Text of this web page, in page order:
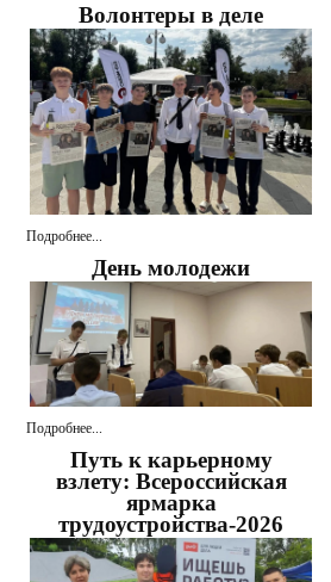
Волонтеры в деле
Подробнее...
День молодежи
Подробнее...
Путь к карьерному
взлету: Всероссийская
ярмарка
трудоустройства-2026